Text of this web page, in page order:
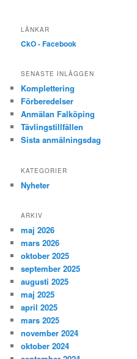
LÄNKAR
CkO - Facebook
SENASTE INLÄGGEN
Komplettering
Förberedelser
Anmälan Falköping
Tävlingstillfällen
Sista anmälningsdag
KATEGORIER
Nyheter
ARKIV
maj 2026
mars 2026
oktober 2025
september 2025
augusti 2025
maj 2025
april 2025
mars 2025
november 2024
oktober 2024